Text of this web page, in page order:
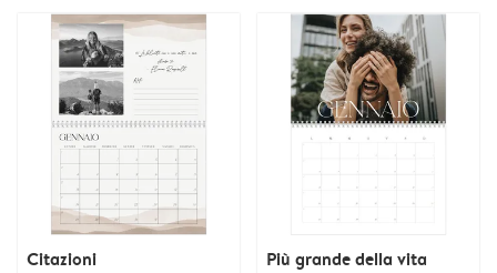
Citazioni Più grande della vita